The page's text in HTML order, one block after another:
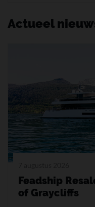
Actueel
Feadship
of Graycliffs